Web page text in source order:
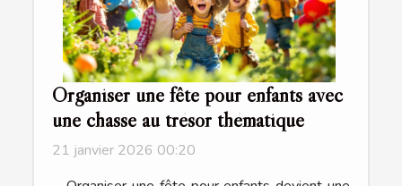
Organiser une fête pour enfants avec
une chasse au trésor thématique
21 janvier 2026 00:20